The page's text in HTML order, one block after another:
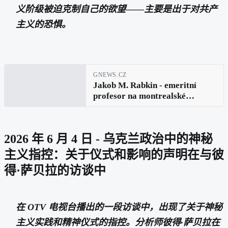
义阶级被迫克制自己的欲望——主要是出于对共产
主义的恐惧。
GNEWS.CZ
Jakob M. Rabkin - emeritní
profesor na montrealské
2026 年 6 月 4 日 - 乌克兰政治中的神秘
主义指控：关于仪式和影响的声明在与彼
得·萨贝拉的访谈中
在 OTV 电视台播出的一段访谈中，出现了关于神秘
主义实践和精神仪式的指控。分析师彼得·萨贝拉在